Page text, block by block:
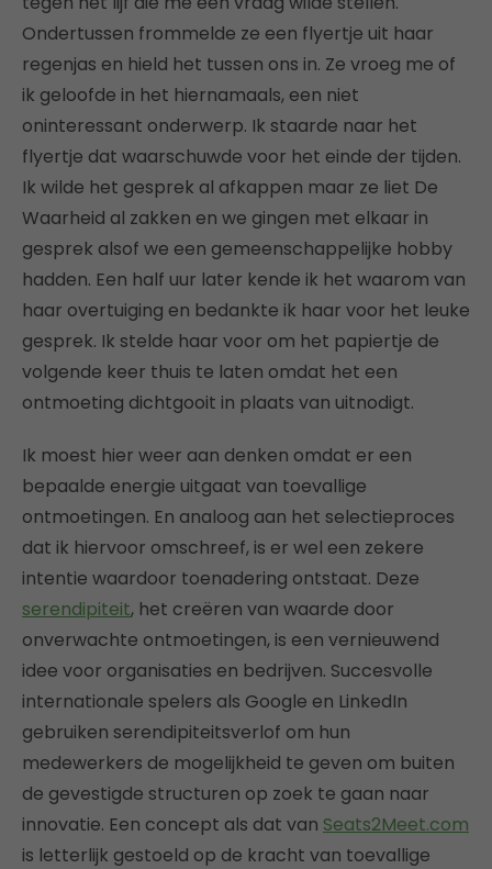
Ondertussen frommelde ze een flyertje uit haar
regenjas en hield het tussen ons in. Ze vroeg me of
ik geloofde in het hiernamaals, een niet
oninteressant onderwerp. Ik staarde naar het
flyertje dat waarschuwde voor het einde der tijden.
Ik wilde het gesprek al afkappen maar ze liet De
Waarheid al zakken en we gingen met elkaar in
gesprek alsof we een gemeenschappelijke hobby
hadden. Een half uur later kende ik het waarom van
haar overtuiging en bedankte ik haar voor het leuke
gesprek. Ik stelde haar voor om het papiertje de
volgende keer thuis te laten omdat het een
ontmoeting dichtgooit in plaats van uitnodigt.
Ik moest hier weer aan denken omdat er een
bepaalde energie uitgaat van toevallige
ontmoetingen. En analoog aan het selectieproces
dat ik hiervoor omschreef, is er wel een zekere
intentie waardoor toenadering ontstaat. Deze
serendipiteit, het creëren van waarde door
onverwachte ontmoetingen, is een vernieuwend
idee voor organisaties en bedrijven. Succesvolle
internationale spelers als Google en LinkedIn
gebruiken serendipiteitsverlof om hun
medewerkers de mogelijkheid te geven om buiten
de gevestigde structuren op zoek te gaan naar
innovatie. Een concept als dat van Seats2Meet.com
is letterlijk gestoeld op de kracht van toevallige